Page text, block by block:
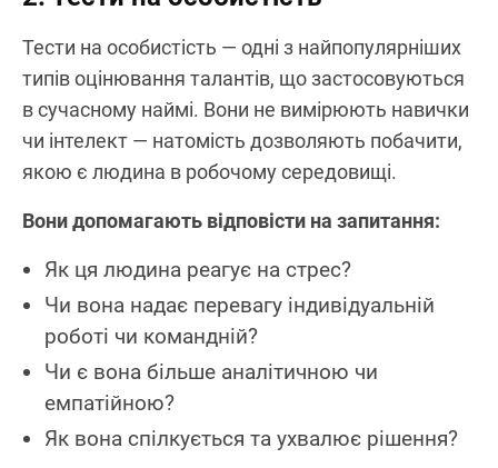
Тести на особистість — одні з найпопулярніших
типів оцінювання талантів, що застосовуються
в сучасному наймі. Вони не вимірюють навички
чи інтелект — натомість дозволяють побачити,
якою є людина в робочому середовищі.
Вони допомагають відповісти на запитання:
Як ця людина реагує на стрес?
Чи вона надає перевагу індивідуальній
роботі чи командній?
Чи є вона більше аналітичною чи
емпатійною?
Як вона спілкується та ухвалює рішення?